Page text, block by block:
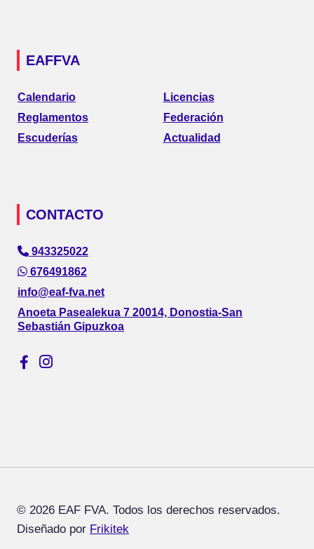
EAFFVA
Calendario
Reglamentos
Escuderías
Licencias
Federación
Actualidad
CONTACTO
943325022
676491862
info@eaf-fva.net
Anoeta Pasealekua 7 20014, Donostia-San
Sebastián Gipuzkoa
© 2026 EAF FVA. Todos los derechos reservados.
Diseñado por Frikitek